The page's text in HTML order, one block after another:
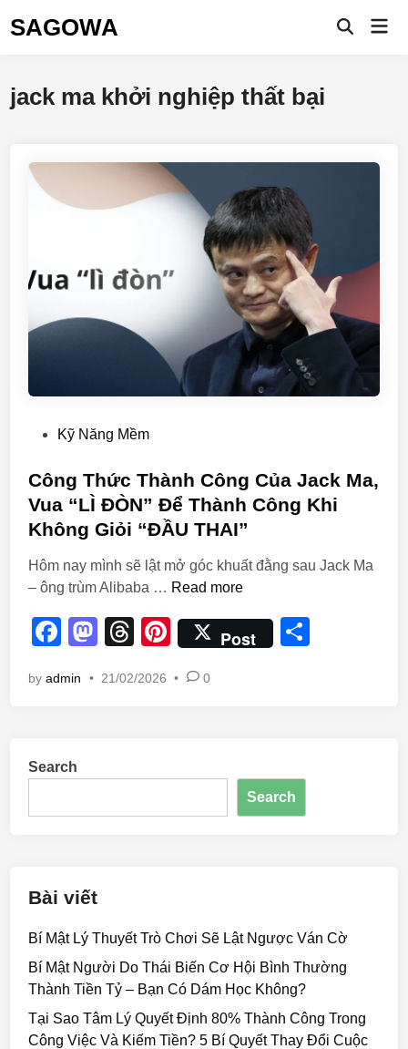
SAGOWA
jack ma khởi nghiệp thất bại
Kỹ Năng Mềm
Công Thức Thành Công Của Jack Ma,
Vua “LÌ ĐÒN” Để Thành Công Khi
Không Giỏi “ĐẦU THAI”
Hôm nay mình sẽ lật mở góc khuất đằng sau Jack Ma
– ông trùm Alibaba … Read more
F
c
o
M
st
o
T
e
s
Pi
er
Post
byadmin • 21/02/2026 • 0
Search
Search
Bài viết
Bí Mật Lý Thuyết Trò Chơi Sẽ Lật Ngược Ván Cờ
Bí Mật Người Do Thái Biến Cơ Hội Bình Thường
Thành Tiền Tỷ – Bạn Có Dám Học Không?
Tại Sao Tâm Lý Quyết Định 80% Thành Công Trong
Công Việc Và Kiếm Tiền? 5 Bí Quyết Thay Đổi Cuộc